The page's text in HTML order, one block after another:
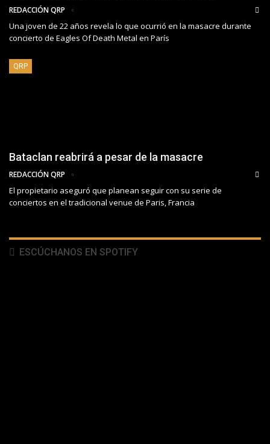
REDACCIÓN QRP
Una joven de 22 años revela lo que ocurrió en la masacre durante
concierto de Eagles Of Death Metal en París
QRP
Bataclan reabrirá a pesar de la masacre
REDACCIÓN QRP
El propietario aseguró que planean seguir con su serie de
conciertos en el tradicional venue de Paris, Francia
ESCÚCHANOS EN SPOTIFY